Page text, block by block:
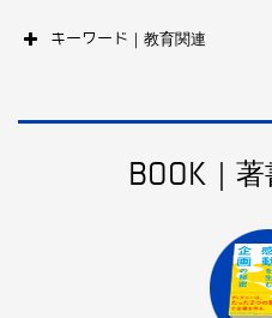
キーワード｜教育関連
BOOK｜